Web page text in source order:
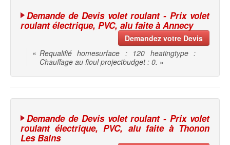
Demande de Devis volet roulant - Prix volet
roulant électrique, PVC, alu faite à Annecy
Demandez votre Devis
« Requalifié homesurface : 120 heatingtype :
Chauffage au fioul projectbudget : 0. »
Demande de Devis volet roulant - Prix volet
roulant électrique, PVC, alu faite à Thonon
Les Bains